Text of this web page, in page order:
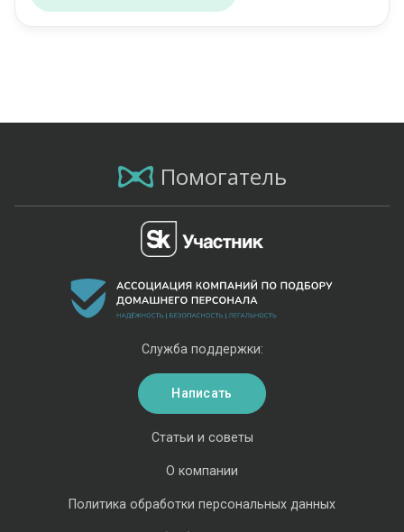
Помогатель
Статьи и советы
О компании
Политика обработки персональных данных
Служба поддержки:
Написать